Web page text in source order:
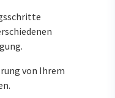
von Ihrem